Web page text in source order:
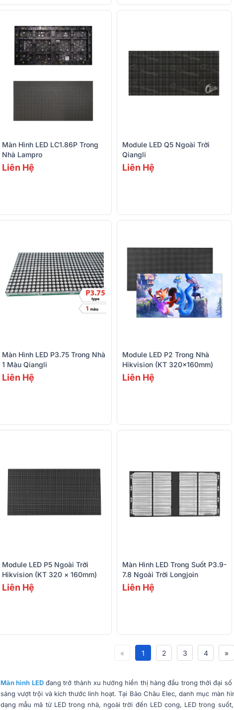
Màn Hình LED LC1.86P Trong
Nhà Lampro
Liên Hệ
Module LED Q5 Ngoài Trời
Qiangli
Liên Hệ
Màn Hình LED P3.75 Trong Nhà
1 Màu Qiangli
Liên Hệ
Module LED P2 Trong Nhà
Hikvision (KT 320×160mm)
Liên Hệ
Module LED P5 Ngoài Trời
Hikvision (KT 320 × 160mm)
Liên Hệ
Màn Hình LED Trong Suốt P3.9-
7.8 Ngoài Trời Longjoin
Liên Hệ
« 1 2 3 4 »
Màn hình LEDđang trở thành xu hướng hiển thị hàng đầu trong thời đại
sáng vượt trội và kích thước linh hoạt. Tại Bảo Châu Elec, danh mục màn
dạng mẫu mã từ LED trong nhà, ngoài trời đến LED cong, LED trong